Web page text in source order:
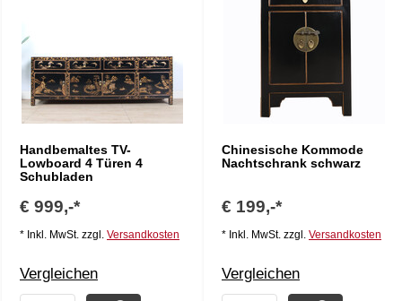
Handbemaltes TV-
Lowboard 4 Türen 4
Schubladen
€ 999,-*
* Inkl. MwSt. zzgl. Versandkosten
Vergleichen
Chinesische Kommode
Nachtschrank schwarz
€ 199,-*
* Inkl. MwSt. zzgl. Versandkosten
Vergleichen